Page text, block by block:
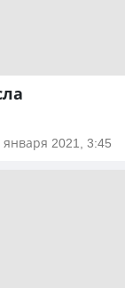
января 2021, 3:45